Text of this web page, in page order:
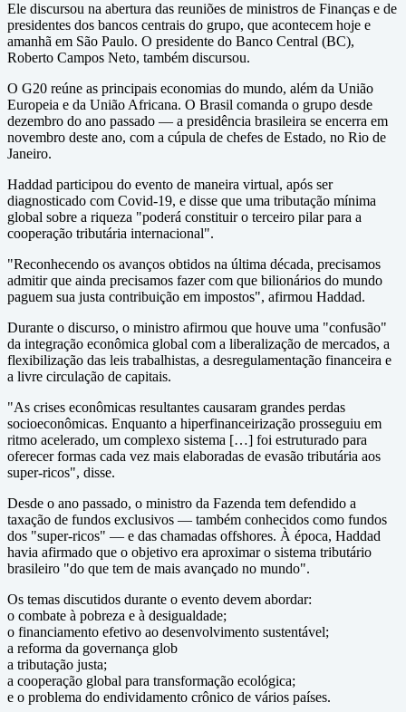
Ele discursou na abertura das reuniões de ministros de Finanças e de
presidentes dos bancos centrais do grupo, que acontecem hoje e
amanhã em São Paulo. O presidente do Banco Central (BC),
Roberto Campos Neto, também discursou.
O G20 reúne as principais economias do mundo, além da União
Europeia e da União Africana. O Brasil comanda o grupo desde
dezembro do ano passado — a presidência brasileira se encerra em
novembro deste ano, com a cúpula de chefes de Estado, no Rio de
Janeiro.
Haddad participou do evento de maneira virtual, após ser
diagnosticado com Covid-19, e disse que uma tributação mínima
global sobre a riqueza "poderá constituir o terceiro pilar para a
cooperação tributária internacional".
"Reconhecendo os avanços obtidos na última década, precisamos
admitir que ainda precisamos fazer com que bilionários do mundo
paguem sua justa contribuição em impostos", afirmou Haddad.
Durante o discurso, o ministro afirmou que houve uma "confusão"
da integração econômica global com a liberalização de mercados, a
flexibilização das leis trabalhistas, a desregulamentação financeira e
a livre circulação de capitais.
"As crises econômicas resultantes causaram grandes perdas
socioeconômicas. Enquanto a hiperfinanceirização prosseguiu em
ritmo acelerado, um complexo sistema […] foi estruturado para
oferecer formas cada vez mais elaboradas de evasão tributária aos
super-ricos", disse.
Desde o ano passado, o ministro da Fazenda tem defendido a
taxação de fundos exclusivos — também conhecidos como fundos
dos "super-ricos" — e das chamadas offshores. À época, Haddad
havia afirmado que o objetivo era aproximar o sistema tributário
brasileiro "do que tem de mais avançado no mundo".
Os temas discutidos durante o evento devem abordar:
o combate à pobreza e à desigualdade;
o financiamento efetivo ao desenvolvimento sustentável;
a reforma da governança glob
a tributação justa;
a cooperação global para transformação ecológica;
e o problema do endividamento crônico de vários países.